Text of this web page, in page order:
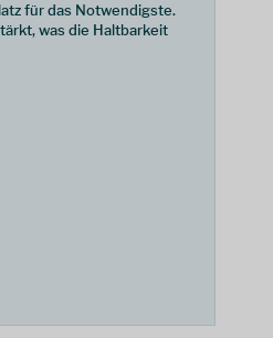
für das Notwendigste.
was die Haltbarkeit